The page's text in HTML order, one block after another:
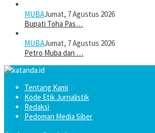
MUBAJumat, 7 Agustus 2026
Bupati Toha Pas…
MUBAJumat, 7 Agustus 2026
Petro Muba dan …
Tentang Kami
Kode Etik Jurnalistik
Redaksi
Pedoman Media Siber